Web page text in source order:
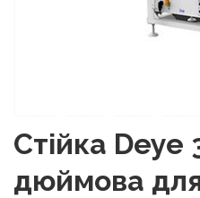
Стійка Deye
дюймова